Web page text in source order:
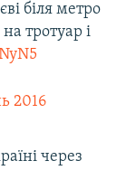
біля метро
тротуар і
2016
через